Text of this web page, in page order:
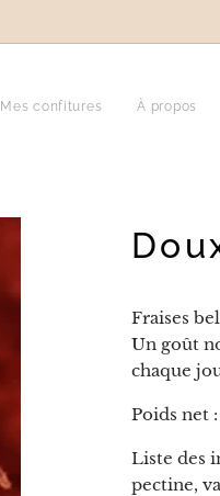
Mes confitures À propos
Fraises
Un goût
chaque
Poids net
Liste des
pectine,